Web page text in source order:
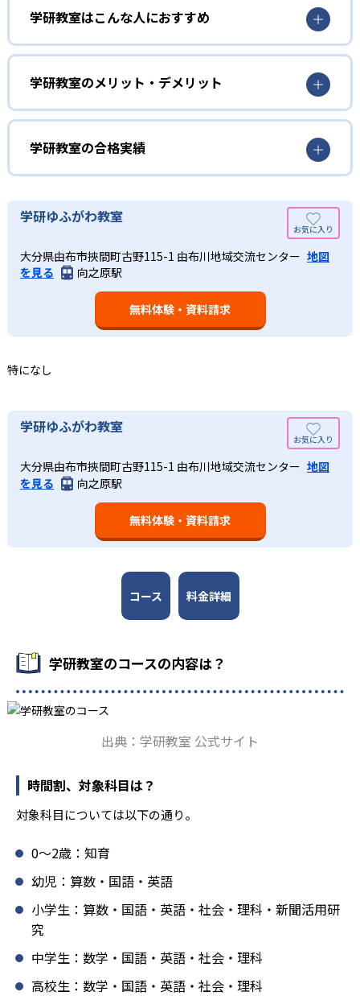
3歳から高校生まで「無学年方式」で個別指導
学研教室は、0･1･2歳から高校生までを対象として個別指導
解度を最優先して学習を進める「無学年方式」を採用して
いることが特徴だ。この「無学年方式」では、生徒が個々
のペースで学習することができるため、一度立ち止まって
わからないところをしっかり学習したり、余裕がある場合
はどんどん先取り学習を進めたりすることも可能である。
02
生徒それぞれに最適化された学習計画を設計
学研教室の個別指導では、生徒一人ひとりの学力／適性を
しっかり把握した上で学習の出発点を定め、生徒に最適化
された学習計画を設計する。また、生徒それぞれに最適な
教材を提供すると共に、適切なアドバイスも実施。少しず
つレベルアップするスモールステップの教材となっている
ので、つまずくことなく、無理なく無駄なく学習ができ
している。
週2回の教室学習と毎日の家庭学習
学研教室では、週2回の教室学習と毎日の家庭学習（宿題学
習）の相乗効果を活かす形で生徒の学力向上を進める。週2
回の教室学習において指導者は、生徒の様子を観察しなが
ら学習指導と学習管理を実施。教室学習日以外の日のため
に自宅学習用の教材も提供し、学習の習慣化と学力の定着
を図っている。進度が早い子供は先取り学習も可能だ。
学研教室はこんな人におすすめ
勉強全体の底力を上げたい人向け
学研教室は、生徒の「わかった！」を重視する形で個別指
導を行っている。無理なく学習を進められるよう「無学年
方式」を採用しており、わからない問題がある場合は立ち
止まってじっくりと学習することができる。また、覚えた
知識の量などで測りやすい「見える力」だけでなく、学習
に向いている。
算数（数学）と国語の基礎力を上げたい人向け
学研教室では、算数（数学）と国語を全ての教科の基礎に
なるものと考え、その指導を重視している。算数（数学）
では筋道を立てて考える力の育成を、国語では全ての学力
の土台となる「読む力」「書く力」の育成に力を入れてい
る。また、この2教科を切り離さず、くり返し学習と毎日の
語の基礎力を上げたい人に向いている。
学研教室では、小学生については、1回の学習時間を30～
50分程度と設定している。この時間設定は、子どもが集中
して学習できる時間が通常「学年×10分±10分」と考えら
れていることに由来するものだ。この限界を超えて勉強し
ても学習の効果は上がらないと学研教室は考え、単なる長
時間学習よりくり返し学習の効果を重視している。そのた
め、長時間の勉強が苦手な人に向いている。
学研教室のメリット・デメリット
どんなメリットがある？
学研教室が持つ最大のメリットは、学研の教材開発ノウハ
ウを結集して制作した学習教材を使用している点だ。この
教材は、学習指導要領の内容を全てカバーしており、学校
の勉強がよくわかるというもの。基礎から応用まで、少し
ずつステップアップしながら身につけることができ、基礎
固めから先取り学習まで対応している。算数と国語を重視
も対応。中学校英語の準備や高校入試向けの英語力育成に
学研教室の先生は、研修会や勉強会で日々指導スキルを研
きる力を」という理念のもとで生徒一人ひとりに向き合っ
ており、生徒それぞれの「できるところ」「良いところ」
を見つけて褒めるところから学習をスタートする。この指
導により生徒の「やる気」を引き出し、無理のない学習と
報にも精通しており、学習相談や教育相談、保護者とのコ
学研教室では、楽しく生き生きと学ぶことも重視してい
る。人と人との触れ合いの中で学びを深めることにより、
知・情・意のバランスのとれた生徒の育成を推進。「教室
面の指導も実施し、全人的な教育に取り組んでいる点も、
メリットと言えるだろう。
どんなデメリットがある？
学研教室のデメリットとしては、基礎をより重視している
分、生徒によっては物足りなく感じる可能性がある点だろ
う。相性が気になる場合は、近くの教室に問い合わせてみ
ることを推奨する。
学研教室の合格実績
学研教室の合格実績は、公式サイトでは公開されていな
学研ゆふがわ教室
大分県由布市挾間町古野115-1 由布川地域交流センター 地図
を見る
向之原駅
無料体験・資料請求
特になし
学研ゆふがわ教室
大分県由布市挾間町古野115-1 由布川地域交流センター 地図
を見る
向之原駅
無料体験・資料請求
コース 料金詳細
学研教室のコースの内容は？
出典：学研教室 公式サイト
時間割、対象科目は？
対象科目については以下の通り。
0〜2歳：知育
幼児：算数・国語・英語
小学生：算数・国語・英語・社会・理科・新聞活用研
究
中学生：数学・国語・英語・社会・理科
高校生：数学・国語・英語・社会・理科